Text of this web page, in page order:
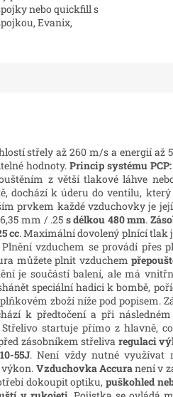
nebo quickfill s
Evanix,
střely až 260 m/s a energií až
hodnoty. Princip systému PCP:
z větší tlakové láhve
dochází k úderu do ventilu,
prvkem každé vzduchovky je
mm / .25 s délkou 480 mm.
cc. Maximální dovolený plnící tlak
vzduchem se provádí přes
můžete plnit vzduchem
je součástí balení, ale má
speciální hadici k bombě,
zboží níže pod popisem.
k předtočení a při
startuje přímo z hlavně,
zásobníkem střeliva regulaci
55J. Není vždy nutné využívat
Vzduchovka Accuranení v
dokoupit optiku, puškohled